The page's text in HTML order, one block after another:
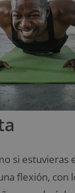
si estuvieras
flexión, con